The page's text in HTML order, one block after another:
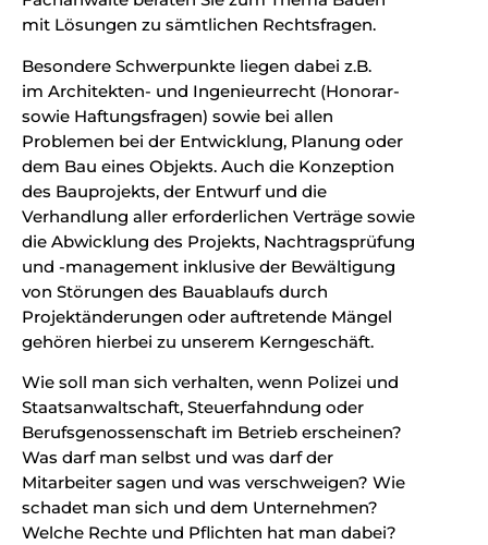
mit Lösungen zu sämtlichen Rechtsfragen.
Besondere Schwerpunkte liegen dabei z.B.
im Architekten- und Ingenieurrecht (Honorar-
sowie Haftungsfragen) sowie bei allen
Problemen bei der Entwicklung, Planung oder
dem Bau eines Objekts. Auch die Konzeption
des Bauprojekts, der Entwurf und die
Verhandlung aller erforderlichen Verträge sowie
die Abwicklung des Projekts, Nachtragsprüfung
und -management inklusive der Bewältigung
von Störungen des Bauablaufs durch
Projektänderungen oder auftretende Mängel
gehören hierbei zu unserem Kerngeschäft.
Wie soll man sich verhalten, wenn Polizei und
Staatsanwaltschaft, Steuerfahndung oder
Berufsgenossenschaft im Betrieb erscheinen?
Was darf man selbst und was darf der
Mitarbeiter sagen und was verschweigen? Wie
schadet man sich und dem Unternehmen?
Welche Rechte und Pflichten hat man dabei?